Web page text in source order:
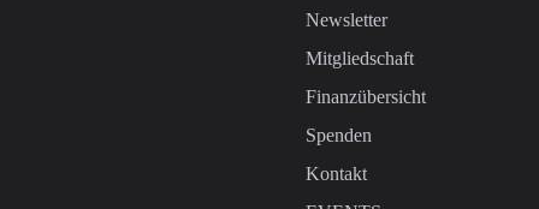
Newsletter
Mitgliedschaft
Finanzübersicht
Spenden
Kontakt